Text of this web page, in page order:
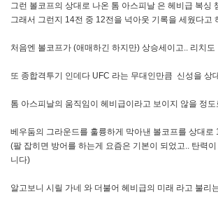
그런 볼코프의 상대로 나온 톰 아스피날 은 헤비급 복싱
그래서 그런지 14전 중 12전을 넉아웃 기록을 세웠다고
처음엔 볼코프가 (애매하긴 하지만) 상승세이고.. 리치
또 종합격투기 인데다 UFC 라는 무대인만큼 신성을 상
톰 아스피날의 움직임이 헤비급이라고 보이지 않을 정
베우둠의 그라운드를 훌륭하게 막아낸 볼코프를 상대
(팔 잡히면 방어를 하는게 요즘은 기본이 되었고.. 탄력
니다)
알고보니 시릴 가네 와 더불어 헤비급의 미래 라고 불리